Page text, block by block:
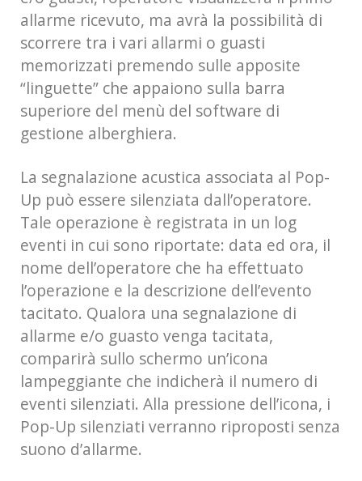
allarme ricevuto, ma avrà la possibilità di
scorrere tra i vari allarmi o guasti
memorizzati premendo sulle apposite
“linguette” che appaiono sulla barra
superiore del menù del software di
gestione alberghiera.
La segnalazione acustica associata al Pop-
Up può essere silenziata dall’operatore.
Tale operazione è registrata in un log
eventi in cui sono riportate: data ed ora, il
nome dell’operatore che ha effettuato
l’operazione e la descrizione dell’evento
tacitato. Qualora una segnalazione di
allarme e/o guasto venga tacitata,
comparirà sullo schermo un’icona
lampeggiante che indicherà il numero di
eventi silenziati. Alla pressione dell’icona, i
Pop-Up silenziati verranno riproposti senza
suono d’allarme.